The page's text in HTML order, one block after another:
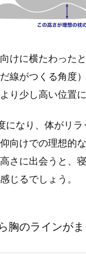
けに横たわった
線がつくる角度
り少し高い位置に
になり、体がリ
向けでの理想的
さに出会うと、
じるでしょう。
胸のラインが